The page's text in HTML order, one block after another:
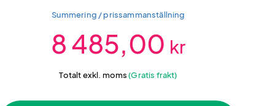
Summering / prissammanställning
8 485,00 kr
Totalt exkl. moms(Gratis frakt)